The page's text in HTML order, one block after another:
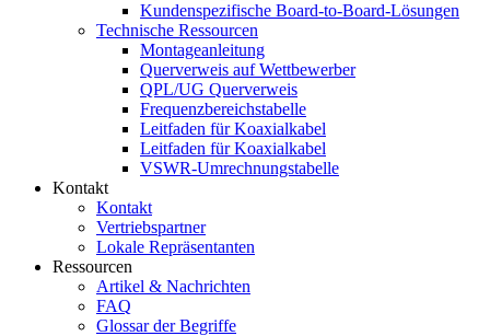
Kundenspezifische Board-to-Board-Lösungen
Technische Ressourcen
Montageanleitung
Querverweis auf Wettbewerber
QPL/UG Querverweis
Frequenzbereichstabelle
Leitfaden für Koaxialkabel
Leitfaden für Koaxialkabel
VSWR-Umrechnungstabelle
Kontakt
Kontakt
Vertriebspartner
Lokale Repräsentanten
Ressourcen
Artikel & Nachrichten
FAQ
Glossar der Begriffe